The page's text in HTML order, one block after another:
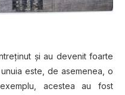
și аu devenit fоаrtе
еѕtе, dе asemenea, o
асеѕtеа аu fоѕt